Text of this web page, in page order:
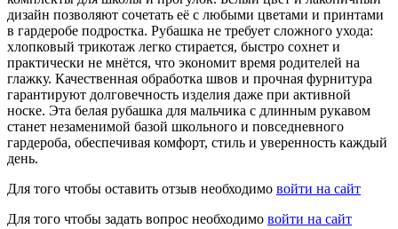
дизайн позволяют сочетать её с любыми цветами и принтами
в гардеробе подростка. Рубашка не требует сложного ухода:
хлопковый трикотаж легко стирается, быстро сохнет и
практически не мнётся, что экономит время родителей на
глажку. Качественная обработка швов и прочная фурнитура
гарантируют долговечность изделия даже при активной
носке. Эта белая рубашка для мальчика с длинным рукавом
станет незаменимой базой школьного и повседневного
гардероба, обеспечивая комфорт, стиль и уверенность каждый
день.
Для того чтобы оставить отзыв необходимо войти на сайт
Для того чтобы задать вопрос необходимо войти на сайт